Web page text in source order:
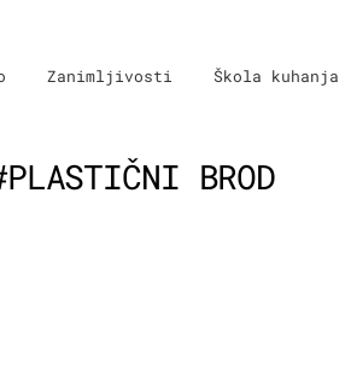
Zanimljivosti Škola kuhanja
BROD